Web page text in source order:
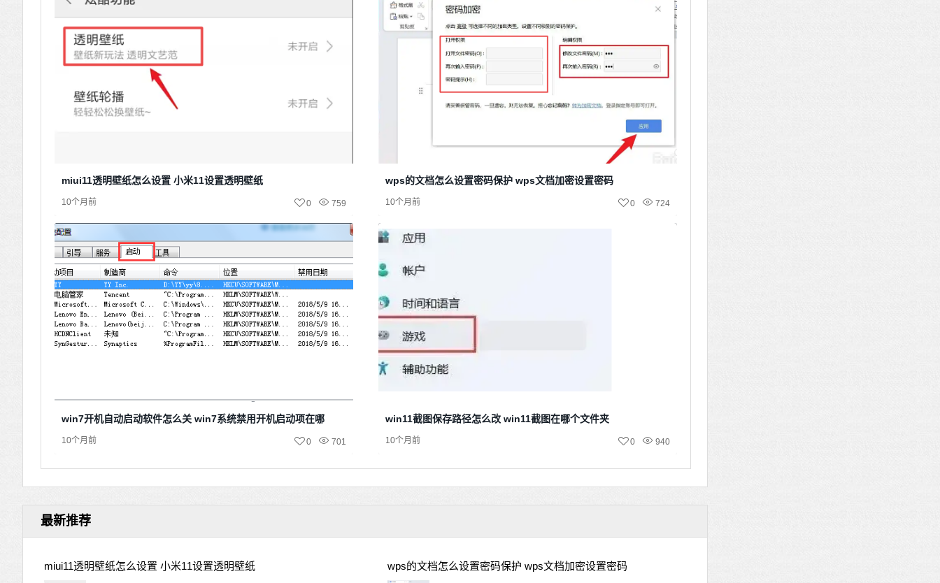
miui11透明壁纸怎么设置 小米11设置透明壁纸
10个月前 759
0
wps的文档怎么设置密码保护 wps文档加密设置密码
10个月前 724
0
win7开机自动启动软件怎么关 win7系统禁用开机启动项在哪
10个月前 701
0
win11截图保存路径怎么改 win11截图在哪个文件夹
10个月前 940
0
最新推荐
miui11透明壁纸怎么设置 小米11设置透明壁纸 wps的文档怎么设置密码保护 wps文档加密设置密码